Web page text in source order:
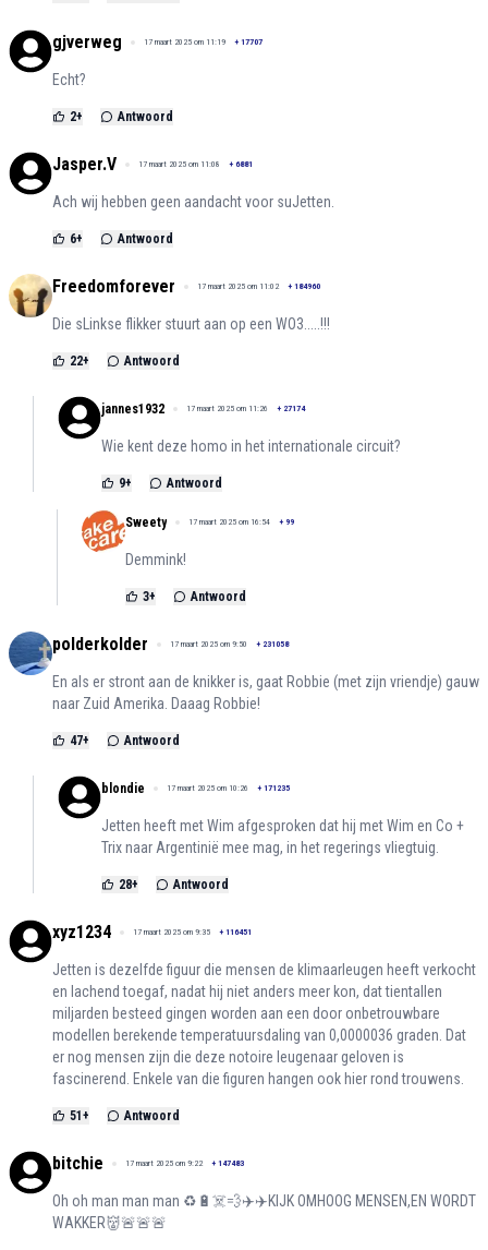
gjverweg 17 maart 2025 om 11:19 + 17707
Echt?
2+ Antwoord
Jasper.V 17 maart 2025 om 11:08 + 6881
Ach wij hebben geen aandacht voor suJetten.
6+ Antwoord
Freedomforever 17 maart 2025 om 11:02 + 184960
Die sLinkse flikker stuurt aan op een WO3.....!!!
22+ Antwoord
jannes1932 17 maart 2025 om 11:26 + 27174
Wie kent deze homo in het internationale circuit?
9+ Antwoord
Sweety 17 maart 2025 om 16:54 + 99
Demmink!
3+ Antwoord
polderkolder 17 maart 2025 om 9:50 + 231058
En als er stront aan de knikker is, gaat Robbie (met zijn vriendje) gauw
naar Zuid Amerika. Daaag Robbie!
47+ Antwoord
blondie 17 maart 2025 om 10:26 + 171235
Jetten heeft met Wim afgesproken dat hij met Wim en Co +
Trix naar Argentinië mee mag, in het regerings vliegtuig.
28+ Antwoord
xyz1234 17 maart 2025 om 9:35 + 116451
Jetten is dezelfde figuur die mensen de klimaarleugen heeft verkocht
en lachend toegaf, nadat hij niet anders meer kon, dat tientallen
miljarden besteed gingen worden aan een door onbetrouwbare
modellen berekende temperatuursdaling van 0,0000036 graden. Dat
er nog mensen zijn die deze notoire leugenaar geloven is
fascinerend. Enkele van die figuren hangen ook hier rond trouwens.
51+ Antwoord
bitchie 17 maart 2025 om 9:22 + 147483
Oh oh man man man ♻️🔋☠️💨✈️✈️KIJK OMHOOG MENSEN,EN WORDT
WAKKER👹🚨🚨🚨